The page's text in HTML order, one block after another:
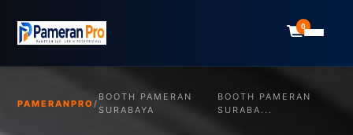
0
PAMERANPRO /
BOOTH PAMERAN
SURABAYA
BOOTH PAMERAN
SURABA...